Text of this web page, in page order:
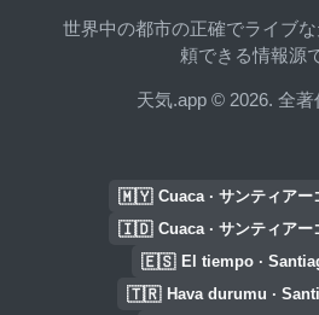
世界中の都市の正確でライブ
頼できる情報源
天気.app © 2026. 全著
🇲🇾 Cuaca · サンティア
🇮🇩 Cuaca · サンティア
🇪🇸 El tiempo ·
🇹🇷 Hava durumu ·